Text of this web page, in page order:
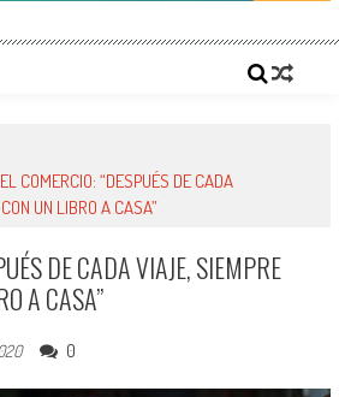
EL COMERCIO: “DESPUÉS DE CADA
UN LIBRO A CASA”
DE CADA VIAJE, SIEMPRE
A CASA”
0